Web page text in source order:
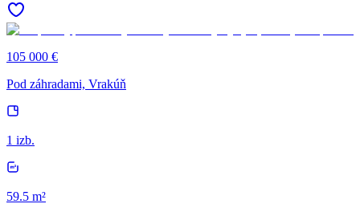
105 000 €
Pod záhradami, Vrakúň
1 izb.
59.5 m²